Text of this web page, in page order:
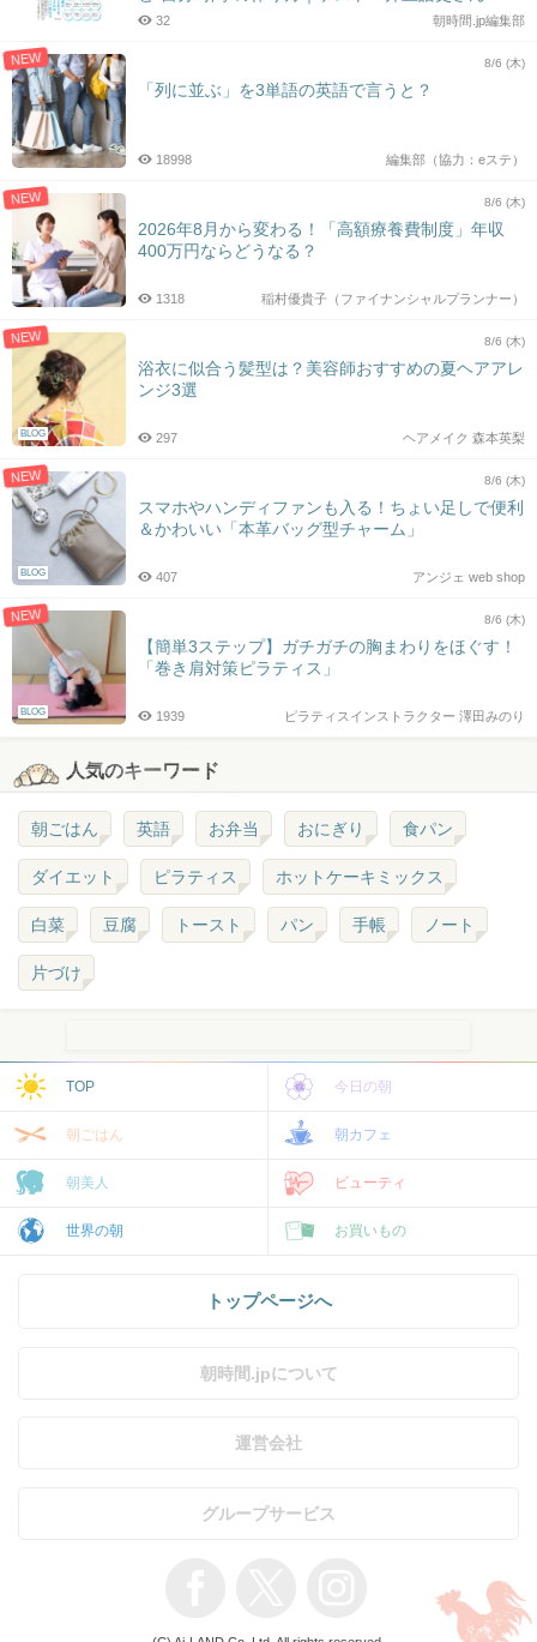
朝時間.jp編集部
32
NEW 8/6 (木)
「列に並ぶ」を3単語の英語で言うと？
編集部（協力：eステ）
18998
NEW 8/6 (木)
2026年8月から変わる！「高額療養費制度」年収
400万円ならどうなる？
稲村優貴子（ファイナンシャルプランナー）
1318
NEW
BLOG
8/6 (木)
浴衣に似合う髪型は？美容師おすすめの夏ヘアアレ
ンジ3選
ヘアメイク 森本英梨
297
NEW
BLOG
8/6 (木)
スマホやハンディファンも入る！ちょい足しで便利
＆かわいい「本革バッグ型チャーム」
アンジェ web shop
407
NEW
BLOG
8/6 (木)
【簡単3ステップ】ガチガチの胸まわりをほぐす！
「巻き肩対策ピラティス」
ピラティスインストラクター 澤田みのり
1939
人気のキーワード
朝ごはん 英語 お弁当 おにぎり 食パン
ダイエット ピラティス ホットケーキミックス
白菜 豆腐 トースト パン 手帳 ノート
片づけ
TOP 今日の朝
朝ごはん 朝カフェ
朝美人 ビューティ
世界の朝 お買いもの
トップページへ
朝時間.jpについて
運営会社
グループサービス